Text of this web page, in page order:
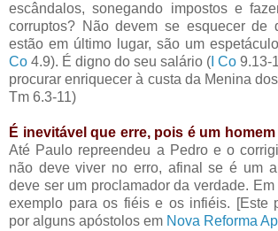
escândalos, sonegando impostos e
corruptos? Não devem se esquecer de
estão em último lugar, são um
Co 4.9). É digno do seu salário ( I Co 9.13-
procurar enriquecer à custa da Menina
Tm 6.3-11)
É inevitável que erre, pois é um
Até Paulo repreendeu a Pedro e o
não deve viver no erro, afinal se é um
deve ser um proclamador da verdade.
exemplo para os fiéis e os infiéis. [Este
por alguns apóstolos em Nova Reforma